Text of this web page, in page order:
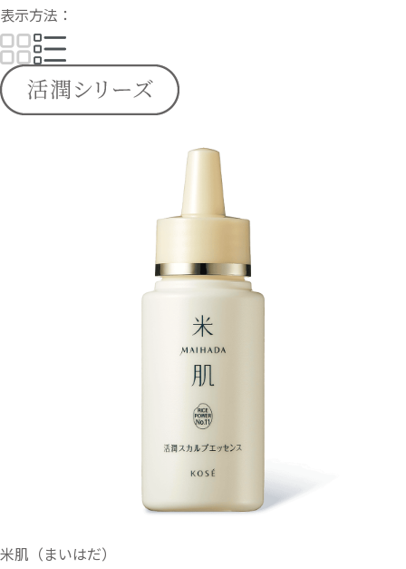
表示方法：
米肌（まいはだ）